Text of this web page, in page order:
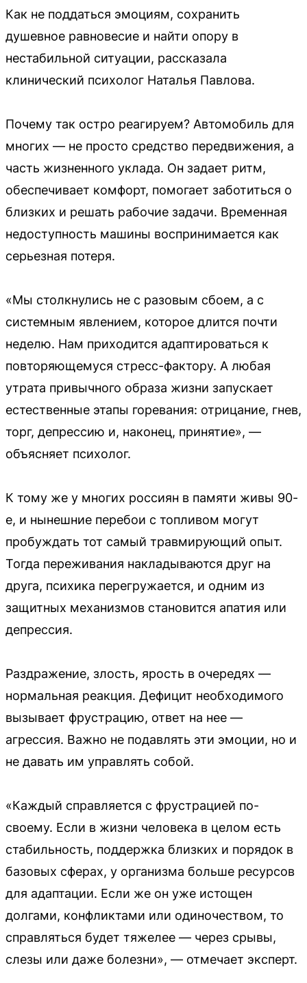
Как не поддаться эмоциям, сохранить
душевное равновесие и найти опору в
нестабильной ситуации, рассказала
клинический психолог Наталья Павлова.
Почему так остро реагируем? Автомобиль для
многих — не просто средство передвижения, а
часть жизненного уклада. Он задает ритм,
обеспечивает комфорт, помогает заботиться о
близких и решать рабочие задачи. Временная
недоступность машины воспринимается как
серьезная потеря.
«Мы столкнулись не с разовым сбоем, а с
системным явлением, которое длится почти
неделю. Нам приходится адаптироваться к
повторяющемуся стресс-фактору. А любая
утрата привычного образа жизни запускает
естественные этапы горевания: отрицание, гнев,
торг, депрессию и, наконец, принятие», —
объясняет психолог.
К тому же у многих россиян в памяти живы 90-
е, и нынешние перебои с топливом могут
пробуждать тот самый травмирующий опыт.
Тогда переживания накладываются друг на
друга, психика перегружается, и одним из
защитных механизмов становится апатия или
депрессия.
Раздражение, злость, ярость в очередях —
нормальная реакция. Дефицит необходимого
вызывает фрустрацию, ответ на нее —
агрессия. Важно не подавлять эти эмоции, но и
не давать им управлять собой.
«Каждый справляется с фрустрацией по-
своему. Если в жизни человека в целом есть
стабильность, поддержка близких и порядок в
базовых сферах, у организма больше ресурсов
для адаптации. Если же он уже истощен
долгами, конфликтами или одиночеством, то
справляться будет тяжелее — через срывы,
слезы или даже болезни», — отмечает эксперт.